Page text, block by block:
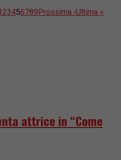
23456789Prossima ›Ultima »
attrice in “Come